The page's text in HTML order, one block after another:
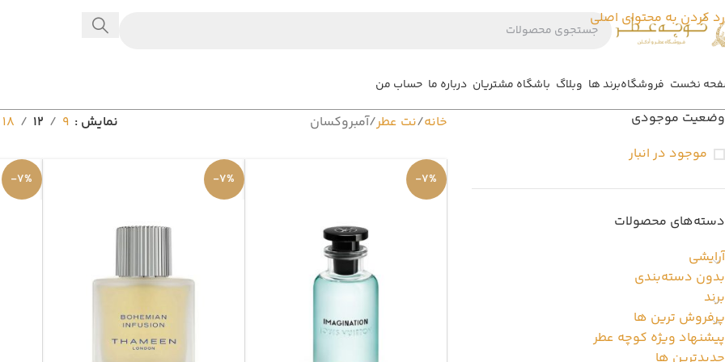
رد کردن به محتوای اصلی
نخست فروشگاهبرند ها وبلاگ باشگاه مشتریان درباره ما حساب من
وضعیت موجودی
موجود در انبار
دسته‌های محصولات
آرایشی
بدون دسته‌بندی
برند
پرفروش ترین ها
پیشنهاد ویژه کوچه عطر
خانه نت عطر آمبروکسان نمایش 9
12
18
-7%
-7%
-7%